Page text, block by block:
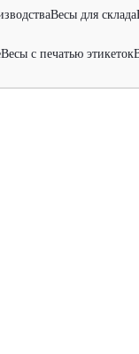
Весы для склада
Весы с печатью этикеток